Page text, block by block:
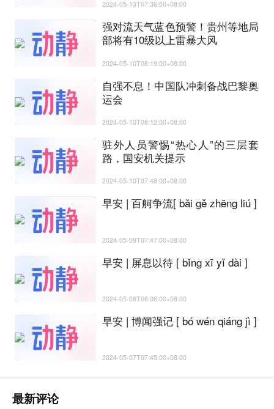
2024-05-13T07:36:00+08:00
强对流天气蓝色预警！贵州等地局
部将有10级以上雷暴大风
2024-05-10T08:19:00+08:00
自强不息！中国队冲刺备战巴黎奥
运会
2024-05-10T08:12:00+08:00
驻外人员警惕“热心人”的三层套
路，国安机关提示
2024-05-10T07:48:00+08:00
早安 | 百舸争流[ bǎi gě zhēng liú ]
2024-05-09T07:47:00+08:00
早安 | 屏息以待 [ bǐng xī yǐ dài ]
2024-05-08T08:06:00+08:00
早安 | 博闻强记 [ bó wén qiáng jì ]
2024-05-07T07:45:00+08:00
最新评论